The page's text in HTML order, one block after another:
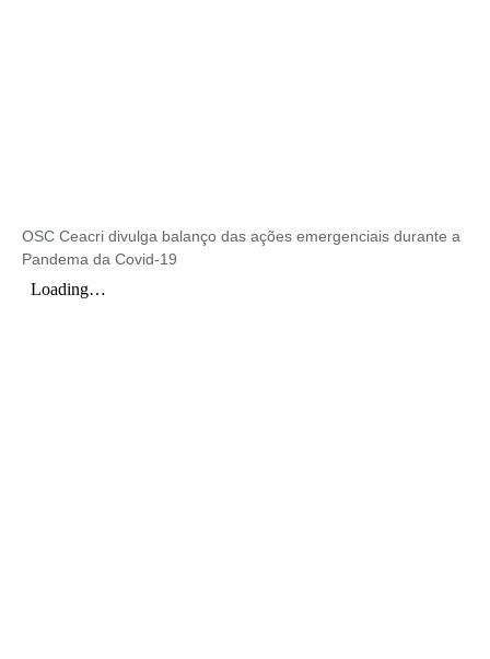
OSC Ceacri divulga balanço das ações emergenciais durante a
Pandema da Covid-19